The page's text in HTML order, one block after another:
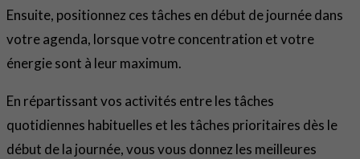
Ensuite, positionnez ces tâches en début de journée dans
votre agenda, lorsque votre concentration et votre
énergie sont à leur maximum.
En répartissant vos activités entre les tâches
quotidiennes habituelles et les tâches prioritaires dès le
début de la journée, vous vous donnez les meilleures